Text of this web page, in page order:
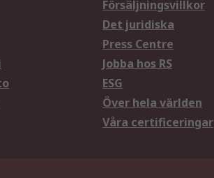
Försäljningsvillkor
Det juridiska
Press Centre
Jobba hos RS
ESG
Över hela världen
Våra certificeringar